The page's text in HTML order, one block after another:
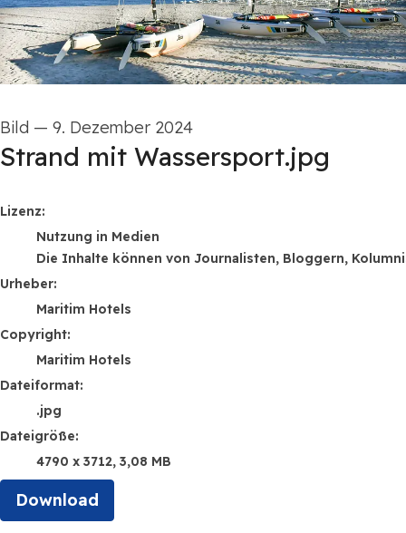
Bild — 9. Dezember 2024
Strand mit Wassersport.jpg
Maritim Hotels
Lizenz:
Nutzung in Medien
Die Inhalte können von Journalisten, Bloggern,
Urheber:
Maritim Hotels
Copyright:
Maritim Hotels
Dateiformat:
.jpg
Dateigröße:
4790 x 3712, 3,08 MB
Download